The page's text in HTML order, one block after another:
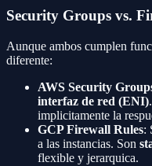
Security Groups vs.
Aunque ambos cumplen
diferente:
AWS Security
interfaz de red (ENI)
implicitamente la
GCP Firewall Rules:
a las instancias. Son
flexible y jerarquica.